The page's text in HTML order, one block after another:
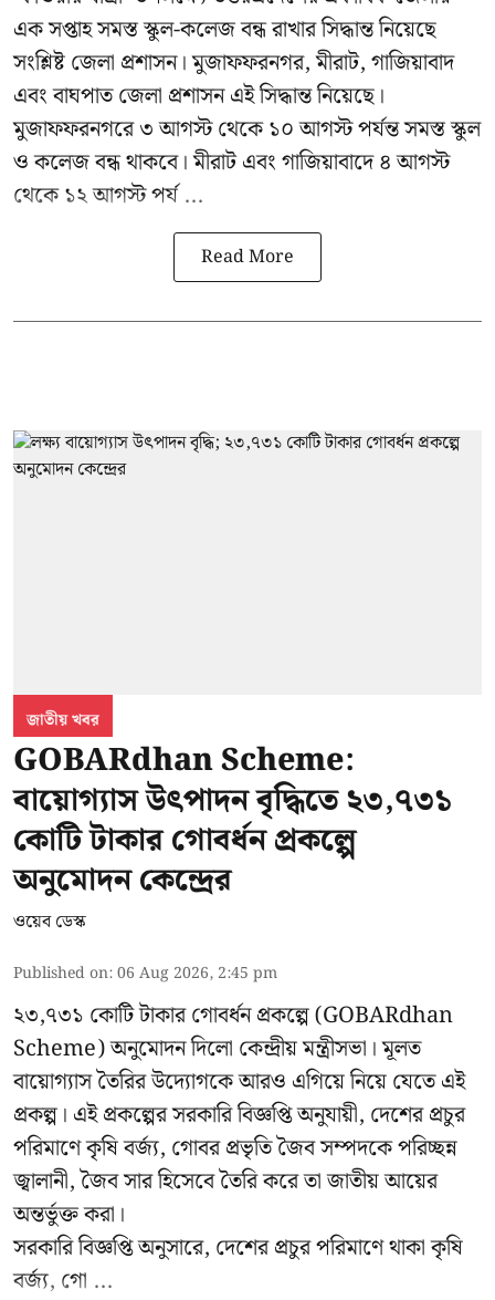
এক সপ্তাহ সমস্ত স্কুল-কলেজ বন্ধ রাখার সিদ্ধান্ত নিয়েছে
সংশ্লিষ্ট জেলা প্রশাসন। মুজাফফরনগর, মীরাট, গাজিয়াবাদ
এবং বাঘপাত জেলা প্রশাসন এই সিদ্ধান্ত নিয়েছে।
মুজাফফরনগরে ৩ আগস্ট থেকে ১০ আগস্ট পর্যন্ত সমস্ত স্কুল
ও কলেজ বন্ধ থাকবে। মীরাট এবং গাজিয়াবাদে ৪ আগস্ট
থেকে ১২ আগস্ট পর্য ...
Read More
জাতীয় খবর
GOBARdhan Scheme:
বায়োগ্যাস উৎপাদন বৃদ্ধিতে ২৩,৭৩১
কোটি টাকার গোবর্ধন প্রকল্পে
অনুমোদন কেন্দ্রের
ওয়েব ডেস্ক
Published on:06 Aug 2026, 2:45 pm
২৩,৭৩১ কোটি টাকার গোবর্ধন প্রকল্পে (GOBARdhan
Scheme) অনুমোদন দিলো কেন্দ্রীয় মন্ত্রীসভা। মূলত
বায়োগ্যাস তৈরির উদ্যোগকে আরও এগিয়ে নিয়ে যেতে এই
প্রকল্প। এই প্রকল্পের সরকারি বিজ্ঞপ্তি অনুযায়ী, দেশের প্রচুর
পরিমাণে কৃষি বর্জ্য, গোবর প্রভৃতি জৈব সম্পদকে পরিচ্ছন্ন
জ্বালানী, জৈব সার হিসেবে তৈরি করে তা জাতীয় আয়ের
অন্তর্ভুক্ত করা।
সরকারি বিজ্ঞপ্তি অনুসারে, দেশের প্রচুর পরিমাণে থাকা কৃষি
বর্জ্য, গো ...